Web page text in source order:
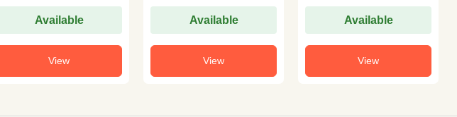
Available
View
Available
View
Available
View